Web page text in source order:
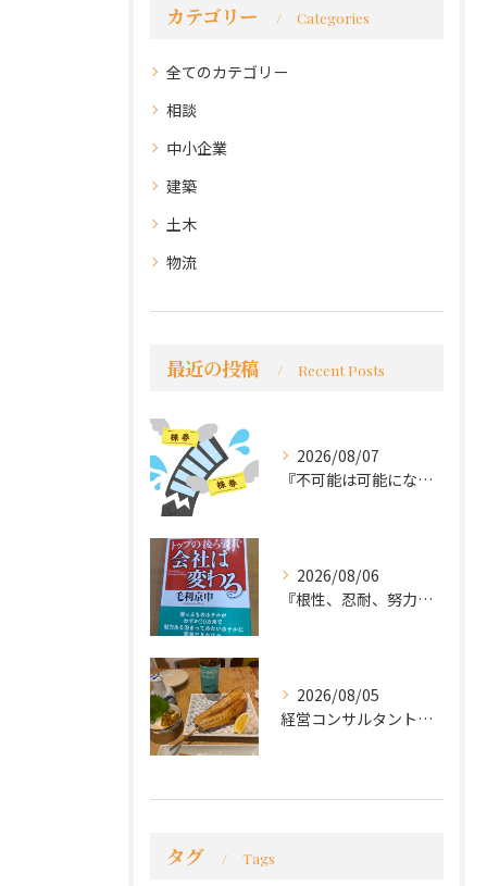
カテゴリー Categories
全てのカテゴリー
相談
中小企業
建築
土木
物流
最近の投稿 Recent Posts
2026/08/07
『不可能は可能になる』
2026/08/06
『根性、忍耐、努力という言葉は死語なのか』
2026/08/05
経営コンサルタントのモーちゃん・毛利京申です。
タグ Tags